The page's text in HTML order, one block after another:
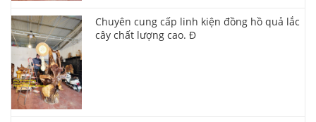
Chuyên cung cấp linh kiện đồng hồ quả lắc
cây chất lượng cao. Đ